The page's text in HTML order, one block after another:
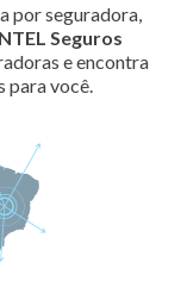
por seguradora,
Seguros
e encontra
para você.